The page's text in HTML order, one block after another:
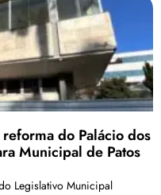
do Palácio dos
Municipal de Patos
Legislativo Municipal